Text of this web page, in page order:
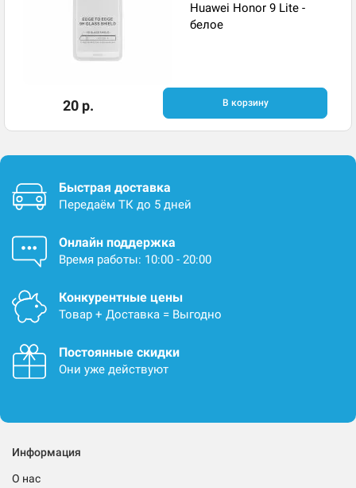
Huawei Honor 9 Lite -
белое
20 р. В корзину
Быстрая доставка
Передаём ТК до 5 дней
Онлайн поддержка
Время работы: 10:00 - 20:00
Конкурентные цены
Товар + Доставка = Выгодно
Постоянные скидки
Они уже действуют
Информация
О нас